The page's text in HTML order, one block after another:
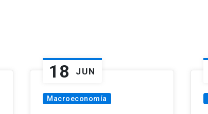
18 JUN
Macroeconomía